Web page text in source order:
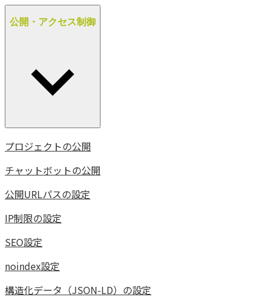
公開・アクセス制御
プロジェクトの公開
チャットボットの公開
公開URLパスの設定
IP制限の設定
SEO設定
noindex設定
構造化データ（JSON-LD）の設定